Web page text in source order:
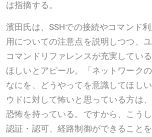
は指摘する。
濱田氏は、SSHでの接続やコマンド
用についての注意点を説明しつつ、
コマンドリファレンスが充実してい
ほしいとアピール。「ネットワークの
なにを、どうやってを意識してほし
ウドに対して怖いと思っている方は
恐怖を持っている。ですから、こう
認証・認可、経路制御ができること